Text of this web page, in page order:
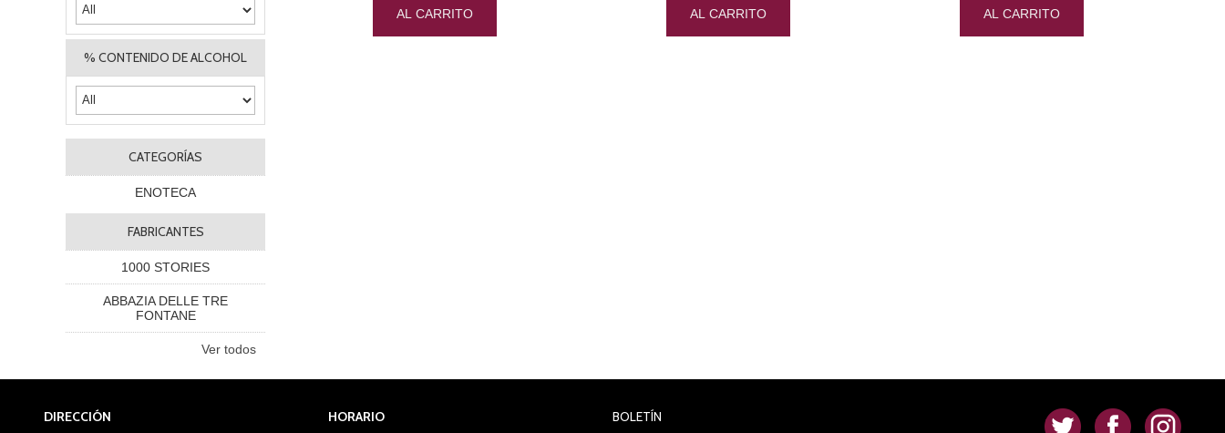
% CONTENIDO DE ALCOHOL
CATEGORÍAS
ENOTECA
FABRICANTES
1000 STORIES
ABBAZIA DELLE TRE
FONTANE
Ver todos
DIRECCIÓN
HORARIO
BOLETÍN . . .